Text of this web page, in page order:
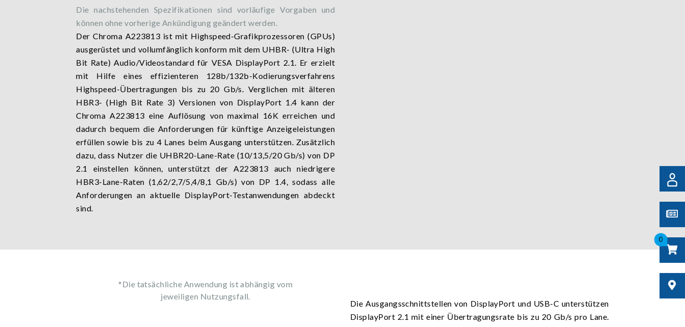
0
Die nachstehenden Spezifikationen sind vorläufige Vorgaben und
können ohne vorherige Ankündigung geändert werden.
Der Chroma A223813 ist mit Highspeed-Grafikprozessoren (GPUs)
ausgerüstet und vollumfänglich konform mit dem UHBR- (Ultra High
Bit Rate) Audio/Videostandard für VESA DisplayPort 2.1. Er erzielt
mit Hilfe eines effizienteren 128b/132b-Kodierungsverfahrens
Highspeed-Übertragungen bis zu 20 Gb/s. Verglichen mit älteren
HBR3- (High Bit Rate 3) Versionen von DisplayPort 1.4 kann der
Chroma A223813 eine Auflösung von maximal 16K erreichen und
dadurch bequem die Anforderungen für künftige Anzeigeleistungen
erfüllen sowie bis zu 4 Lanes beim Ausgang unterstützen. Zusätzlich
dazu, dass Nutzer die UHBR20-Lane-Rate (10/13,5/20 Gb/s) von DP
2.1 einstellen können, unterstützt der A223813 auch niedrigere
HBR3-Lane-Raten (1,62/2,7/5,4/8,1 Gb/s) von DP 1.4, sodass alle
Anforderungen an aktuelle DisplayPort-Testanwendungen abdeckt
sind.
*Die tatsächliche Anwendung ist abhängig vom
jeweiligen Nutzungsfall.
Die Ausgangsschnittstellen von DisplayPort und USB-C unterstützen
DisplayPort 2.1 mit einer Übertragungsrate bis zu 20 Gb/s pro Lane.